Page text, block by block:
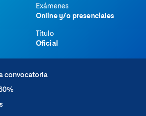
Exámenes
Online y/o presenciales
Título
Oficial
convocatoria